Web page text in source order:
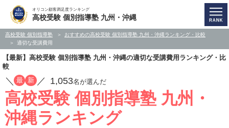
オリコン顧客満足度ランキング
高校受験 個別指導塾 九州・沖縄
高校受験 個別指導塾
おすすめの高校受験 個別指導塾 九州・沖縄ランキング・比較
適切な受講費用
【最新】高校受験 個別指導塾 九州・沖縄の適切な受講費用ランキング・比
較
／ 最 新 ／ 1,053名が選んだ
高校受験 個別指導塾 九州・
沖縄ランキング